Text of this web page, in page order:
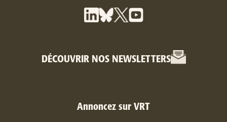
DÉCOUVRIR NOS NEWSLETTERS
Annoncez sur VRT